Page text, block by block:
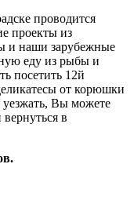
проводится
проекты из
и наши зарубежные
еду из рыбы и
посетить 12й
от корюшки
уезжать, Вы можете
в